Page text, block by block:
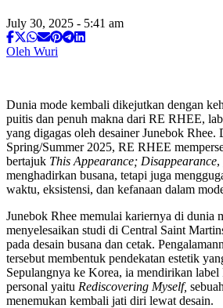
July 30, 2025 - 5:41 am
Oleh Wuri
Dunia mode kembali dikejutkan dengan
puitis dan penuh makna dari RE RHEE,
yang digagas oleh desainer Junebok Rhee.
Spring/Summer 2025, RE RHEE
bertajuk This Appearance; Disappearance,
menghadirkan busana, tetapi juga
waktu, eksistensi, dan kefanaan dalam
Junebok Rhee memulai kariernya di dunia
menyelesaikan studi di Central Saint
pada desain busana dan cetak.
tersebut membentuk pendekatan estetik
Sepulangnya ke Korea, ia mendirikan
personal yaitu Rediscovering Myself,
menemukan kembali jati diri lewat desain.